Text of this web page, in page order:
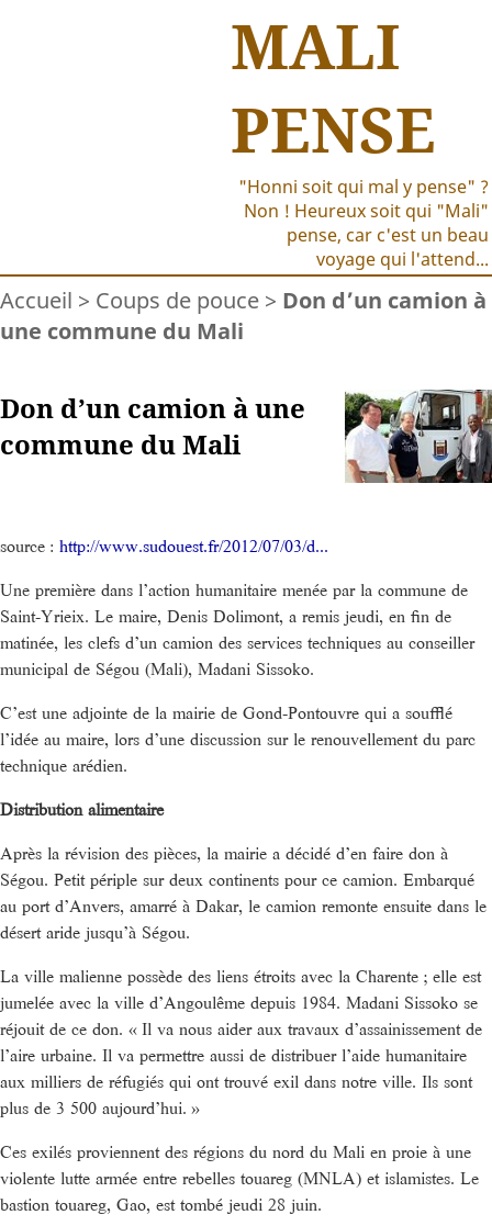
MALI
PENSE
"Honni soit qui mal y pense" ?
Non ! Heureux soit qui "Mali"
pense, car c'est un beau
voyage qui l'attend...
Accueil > Coups de pouce > Don d’un camion à
une commune du Mali
Don d’un camion à une
commune du Mali
source : http://www.sudouest.fr/2012/07/03/d...
Une première dans l’action humanitaire menée par la commune de
Saint-Yrieix. Le maire, Denis Dolimont, a remis jeudi, en fin de
matinée, les clefs d’un camion des services techniques au conseiller
municipal de Ségou (Mali), Madani Sissoko.
C’est une adjointe de la mairie de Gond-Pontouvre qui a soufflé
l’idée au maire, lors d’une discussion sur le renouvellement du parc
technique arédien.
Distribution alimentaire
Après la révision des pièces, la mairie a décidé d’en faire don à
Ségou. Petit périple sur deux continents pour ce camion. Embarqué
au port d’Anvers, amarré à Dakar, le camion remonte ensuite dans le
désert aride jusqu’à Ségou.
La ville malienne possède des liens étroits avec la Charente ; elle est
jumelée avec la ville d’Angoulême depuis 1984. Madani Sissoko se
réjouit de ce don. « Il va nous aider aux travaux d’assainissement de
l’aire urbaine. Il va permettre aussi de distribuer l’aide humanitaire
aux milliers de réfugiés qui ont trouvé exil dans notre ville. Ils sont
plus de 3 500 aujourd’hui. »
Ces exilés proviennent des régions du nord du Mali en proie à une
violente lutte armée entre rebelles touareg (MNLA) et islamistes. Le
bastion touareg, Gao, est tombé jeudi 28 juin.